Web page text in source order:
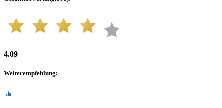
4.09
Weiterempfehlung: